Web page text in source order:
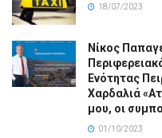
18/07/2023
Νίκος
Ενότητας
Χαρδαλιά
μου, οι
01/10/2023